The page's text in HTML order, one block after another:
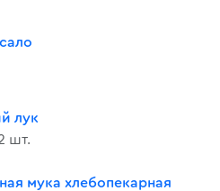
лук
шт.
мука хлебопекарная